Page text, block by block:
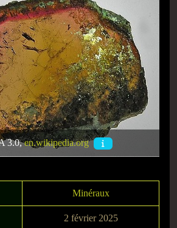
3.0,en.wikipedia.org
Minéraux
2 février 2025